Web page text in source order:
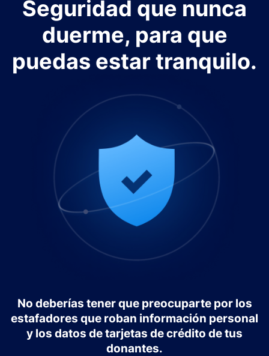
Seguridad que nunca
duerme, para que
puedas estar tranquilo.
No deberías tener que preocuparte por los
estafadores que roban información personal
y los datos de tarjetas de crédito de tus
donantes.